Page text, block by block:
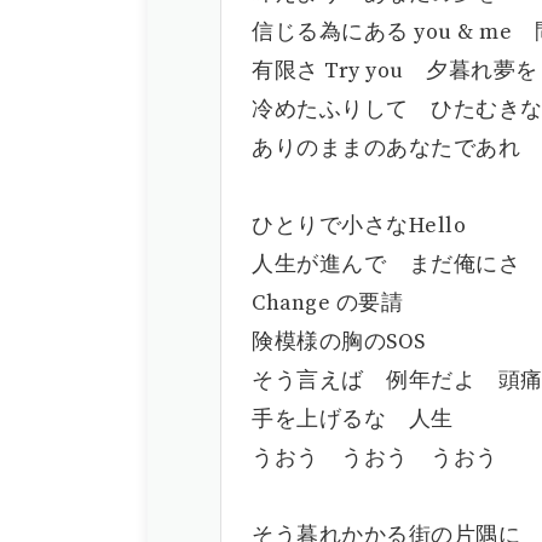
信じる為にある you & me
有限さ Try you 夕暮れ夢を
冷めたふりして ひたむきな
ありのままのあなたであれ
ひとりで小さなHello
人生が進んで まだ俺にさ
Change の要請
険模様の胸のSOS
そう言えば 例年だよ 頭痛
手を上げるな 人生
うおう うおう うおう
そう暮れかかる街の片隅に